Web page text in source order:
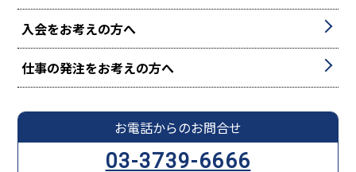
入会をお考えの方へ
仕事の発注をお考えの方へ
お電話からのお問合せ
03-3739-6666